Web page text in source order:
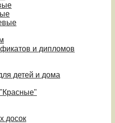
и дипломов
детей и дома
досок